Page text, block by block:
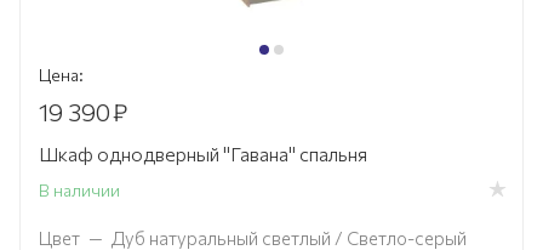
Цена:
19 390₽
Шкаф однодверный "Гавана" спальня
В наличии
Цвет — Дуб натуральный светлый / Светло-серый